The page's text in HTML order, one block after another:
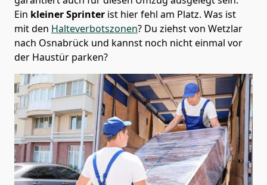
Ein kleiner Sprinter ist hier fehl am Platz. Was ist
mit den Halteverbotszonen? Du ziehst von Wetzlar
nach Osnabrück und kannst noch nicht einmal vor
der Haustür parken?